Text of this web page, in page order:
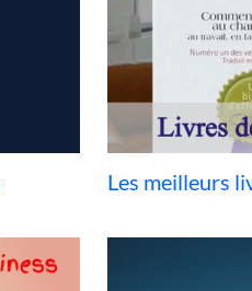
Les meilleurs